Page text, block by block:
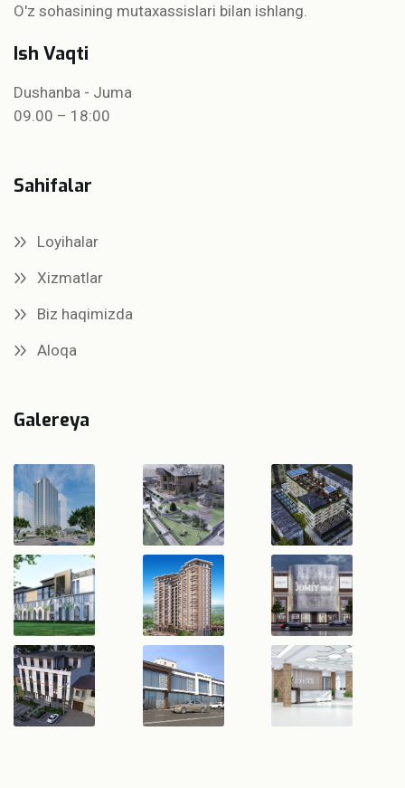
O'z sohasining mutaxassislari bilan ishlang.
Ish Vaqti
Dushanba - Juma
09.00 – 18:00
Sahifalar
Loyihalar
Xizmatlar
Biz haqimizda
Aloqa
Galereya